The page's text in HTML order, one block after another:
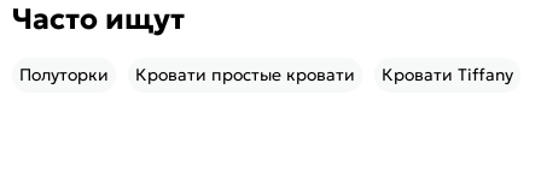
Часто ищут
Полуторки Кровати простые кровати Кровати Tiffany